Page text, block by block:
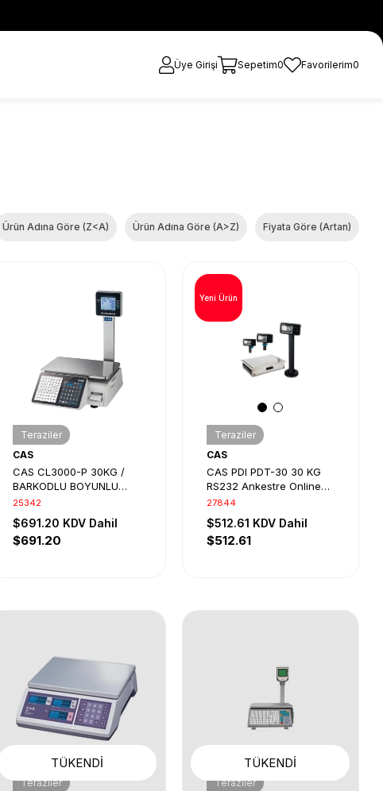
Üye Girişi Sepetim0 Favorilerim0
Fiyata Göre (Artan)
Ürün Adına Göre (A>Z)
Ürün Adına Göre (Z<A)
Teraziler
CAS
CAS CL3000-P 30KG /
BARKODLU BOYUNLU
ELEKTRONİK TERAZİ
25342
$691.20 KDV Dahil
$691.20
Teraziler
CAS
CAS PDI PDT-30 30 KG
RS232 Ankestre Online
Terazi
27844
$512.61 KDV Dahil
$512.61
Yeni Ürün
TÜKENDI
Teraziler
TÜKENDI
Teraziler